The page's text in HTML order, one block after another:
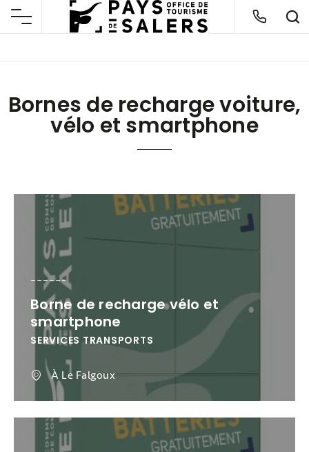
Bornes de recharge voiture,
vélo et smartphone
Borne de recharge vélo et
smartphone
SERVICES TRANSPORTS
À Le Falgoux